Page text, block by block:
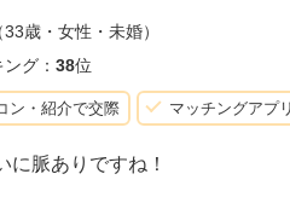
33歳・女性・未婚）
グ： 38位
ン・紹介で交際 マッチングアプ
に脈ありですね！